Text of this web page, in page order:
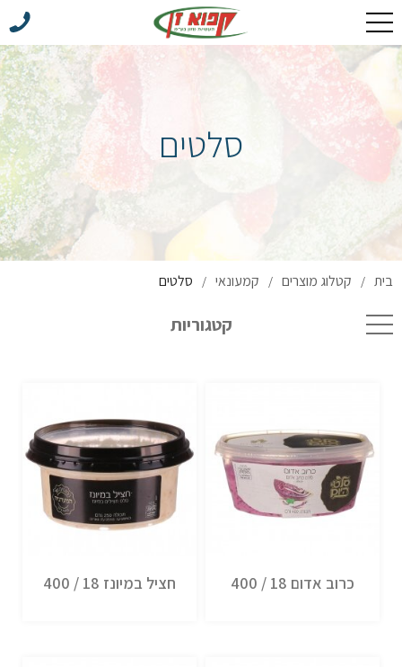
סלטים
בית / קטלוג מוצרים / קמעונאי / סלטים
קטגוריות
כרוב אדום 18 / 400 חציל במיונז 18 / 400